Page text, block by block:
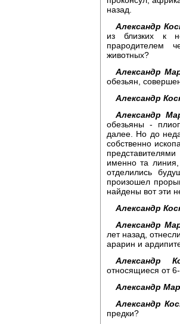
назад.
Александр
из близких к
прародителем
животных?
Александр
обезьян,
Александр
Александр
обезьяны -
далее. Но до
собственно
именно та
отделились
произошел
найдены вот эти
Александр
Александр
лет назад,
арарин и
Александр
относящиеся от
Александр
Александр
предки?